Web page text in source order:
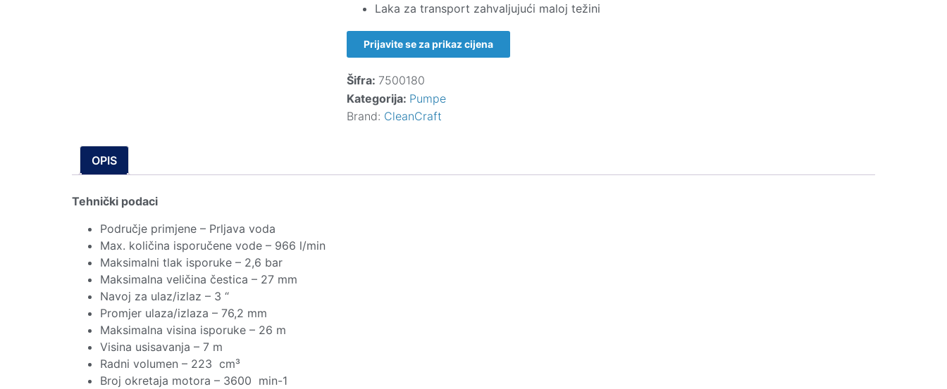
Laka za transport zahvaljujući maloj težini
Prijavite se za prikaz cijena
Šifra: 7500180
Kategorija: Pumpe
Brand: CleanCraft
OPIS
Tehnički podaci
Područje primjene – Prljava voda
Max. količina isporučene vode – 966 l/min
Maksimalni tlak isporuke – 2,6 bar
Maksimalna veličina čestica – 27 mm
Navoj za ulaz/izlaz – 3 “
Promjer ulaza/izlaza – 76,2 mm
Maksimalna visina isporuke – 26 m
Visina usisavanja – 7 m
Radni volumen – 223 cm³
Broj okretaja motora – 3600 min-1